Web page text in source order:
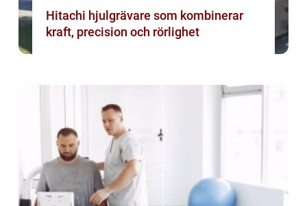
Hitachi hjulgrävare som kombinerar
kraft, precision och rörlighet